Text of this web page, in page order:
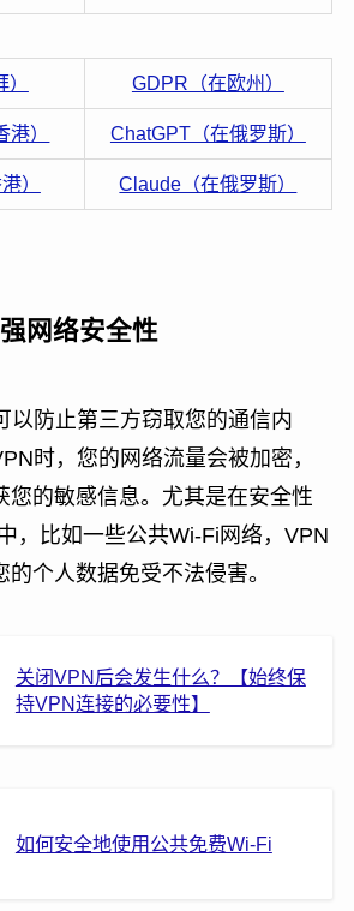
GDPR（在欧州）
） ChatGPT（在俄罗斯）
） Claude（在俄罗斯）
网络安全性
以防止第三方窃取您的通信内
时，您的网络流量会被加密，
您的敏感信息。尤其是在安全性
，比如一些公共Wi-Fi网络，VPN
个人数据免受不法侵害。
关闭VPN后会发生什么？【始终保
持VPN连接的必要性】
如何安全地使用公共免费Wi-Fi